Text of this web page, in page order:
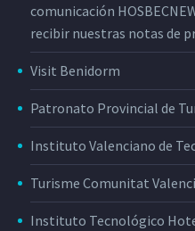
comunicación
recibir nuestras notas de
Visit Benidorm
Patronato Provincial de
Instituto Valenciano de
Turisme Comunitat
Instituto Tecnológico